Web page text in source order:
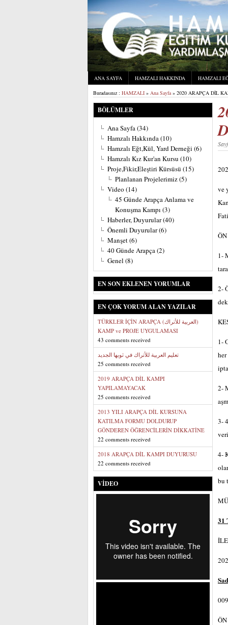
ANA SAYFA HAMZALI HAKKINDA HAMZALI
Buradasınız : HAMZALI » Ana Sayfa» 2020 ARAPÇA DİL
BÖLÜMLER
Ana Sayfa(34)
Hamzalı Hakkında(10)
Hamzalı Eğt,Kül, Yard Derneği (6)
Hamzalı Kız Kur'an Kursu (10)
Proje,Fikir,Eleştiri Kürsüsü (15)
Planlanan Projelerimiz(5)
Video (14)
45 Günde Arapça Anlama ve
Konuşma Kampı (3)
Haberler, Duyurular(40)
Önemli Duyurular(6)
Manşet(6)
40 Günde Arapça(2)
Genel (8)
EN SON EKLENEN YORUMLAR
EN ÇOK YORUM ALAN YAZILAR
TÜRKLER İÇİN ARAPÇA (العربية للأتراك)
KAMP ve PROJE UYGULAMASI
43 comments received
تعليم العربية للأتراك في ثوبها الجديد
25 comments received
2019 ARAPÇA DİL KAMPI
YAPILAMAYACAK
25 comments received
2013 YILI ARAPÇA DİL KURSUNA
KATILMA FORMU DOLDURUP
GÖNDEREN ÖĞRENCİLERİN DİKKATİNE
22 comments received
2018 ARAPÇA DİL KAMPI DUYURUSU
22 comments received
VIDEO
ve
1-
2-
1-
2-
3-
4-
bu
31